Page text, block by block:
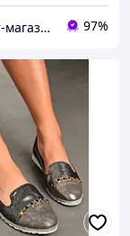
Інтернет-магазин Soloveiko.com.ua - одяг та взуття для всієї сім’ї, Україна 97%